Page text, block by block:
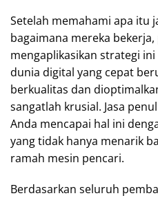
Setelah memahami apa itu
bagaimana mereka
mengaplikasikan strategi
dunia digital yang cepat
berkualitas dan
sangatlah krusial. Jasa
Anda mencapai hal ini
yang tidak hanya menarik
ramah mesin pencari.
Berdasarkan seluruh